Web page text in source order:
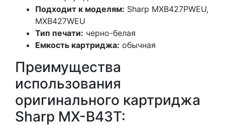
Подходит к моделям: Sharp MXB427PWEU,
MXB427WEU
Тип печати: черно-белая
Емкость картриджа: обычная
Преимущества
использования
оригинального картриджа
Sharp MX-B43T: